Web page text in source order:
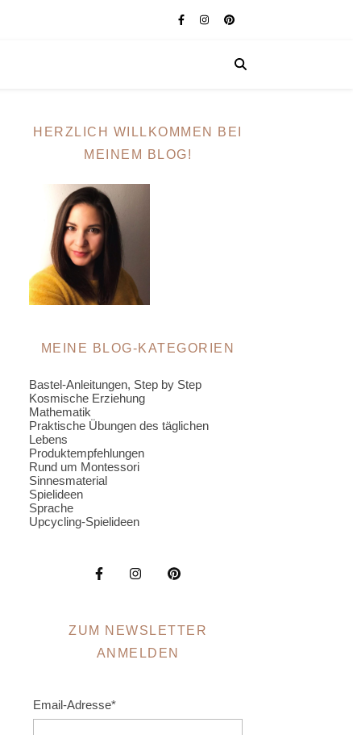
HERZLICH WILLKOMMEN BEI
MEINEM BLOG!
MEINE BLOG-KATEGORIEN
Bastel-Anleitungen, Step by Step
Kosmische Erziehung
Mathematik
Praktische Übungen des täglichen
Lebens
Produktempfehlungen
Rund um Montessori
Sinnesmaterial
Spielideen
Sprache
Upcycling-Spielideen
ZUM NEWSLETTER
ANMELDEN
Email-Adresse*